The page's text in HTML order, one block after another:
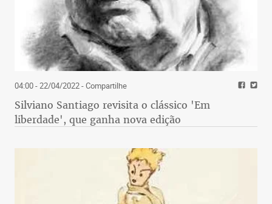
04:00 - 22/04/2022- Compartilhe
Silviano Santiago revisita o clássico 'Em
liberdade', que ganha nova edição